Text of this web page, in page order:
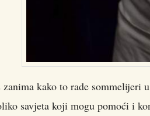
kako to rade sommelijeri
savjeta koji mogu pomoći i